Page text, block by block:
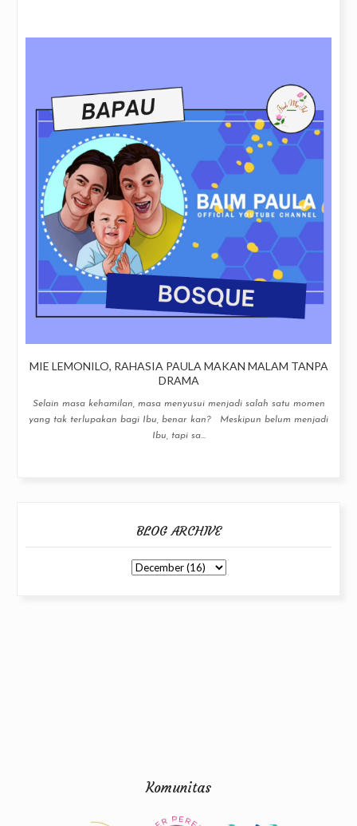
MIE LEMONILO, RAHASIA PAULA MAKAN MALAM TANPA
DRAMA
Selain masa kehamilan, masa menyusui menjadi salah satu momen
yang tak terlupakan bagi Ibu, benar kan? Meskipun belum menjadi
Ibu, tapi sa...
BLOG ARCHIVE
Komunitas